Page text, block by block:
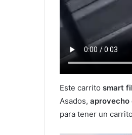
Este carrito smart
Asados, aprovecho
para tener un